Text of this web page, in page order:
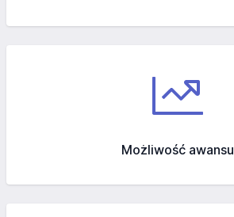
Możliwość awansu